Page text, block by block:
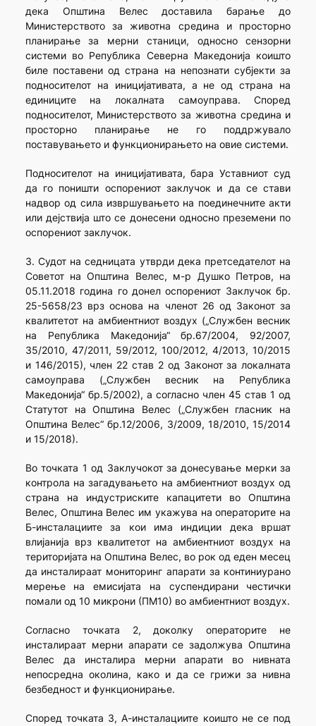
дека Општина Велес доставила барање до
Министерството за животна средина и просторно
планирање за мерни станици, односно сензорни
системи во Република Северна Македонија коишто
биле поставени од страна на непознати субјекти за
подносителот на иницијативата, а не од страна на
единиците на локалната самоуправа. Според
подносителот, Министерството за животна средина и
просторно планирање не го поддржувало
поставувањето и функционирањето на овие системи.
Подносителот на иницијативата, бара Уставниот суд
да го поништи оспорениот заклучок и да се стави
надвор од сила извршувањето на поединечните акти
или дејствија што се донесени односно преземени по
оспорениот заклучок.
3. Судот на седницата утврди дека претседателот на
Советот на Општина Велес, м-р Душко Петров, на
05.11.2018 година го донел оспорениот Заклучок бр.
25-5658/23 врз основа на членот 26 од Законот за
квалитетот на амбиентниот воздух („Службен весник
на Република Македонија“ бр.67/2004, 92/2007,
35/2010, 47/2011, 59/2012, 100/2012, 4/2013, 10/2015
и 146/2015), член 22 став 2 од Законот за локалната
самоуправа („Службен весник на Република
Македонија“ бр.5/2002), а согласно член 45 став 1 од
Статутот на Општина Велес („Службен гласник на
Општина Велес“ бр.12/2006, 3/2009, 18/2010, 15/2014
и 15/2018).
Во точката 1 од Заклучокот за донесување мерки за
контрола на загадувањето на амбиентниот воздух од
страна на индустриските капацитети во Општина
Велес, Општина Велес им укажува на операторите на
Б-инсталациите за кои има индиции дека вршат
влијанија врз квалитетот на амбиентниот воздух на
територијата на Општина Велес, во рок од еден месец
да инсталираат мониторинг апарати за континиурано
мерење на емисијата на суспендирани честички
помали од 10 микрони (ПМ10) во амбиентниот воздух.
Согласно точката 2, доколку операторите не
инсталираат мерни апарати се задолжува Општина
Велес да инсталира мерни апарати во нивната
непосредна околина, како и да се грижи за нивна
безбедност и функционирање.
Според точката 3, А-инсталациите коишто не се под